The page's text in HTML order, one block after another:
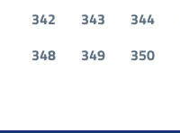
342 343 344
348
349 350